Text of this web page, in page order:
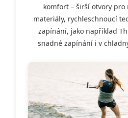
komfort – širší otvory pro
materiály, rychleschnoucí
zapínání, jako například
snadné zapínání i v